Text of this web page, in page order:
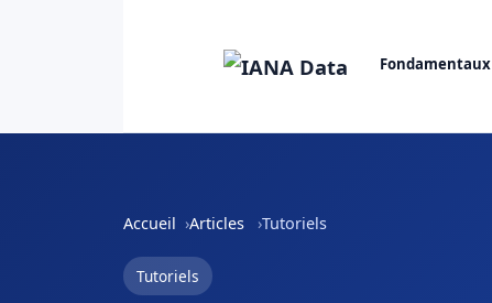
Fondamentaux
Accueil Articles Tutoriels
Tutoriels